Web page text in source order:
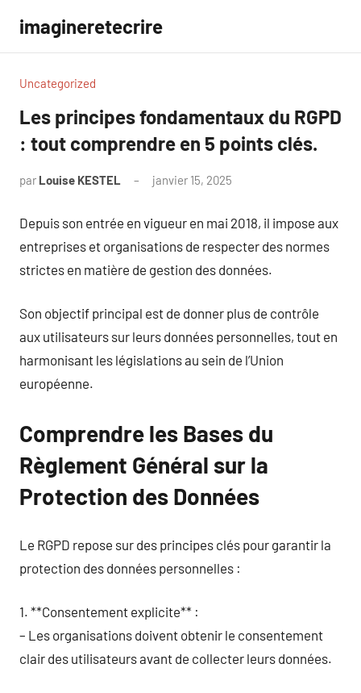
contenu
imagineretecrire
Uncategorized
Les principes fondamentaux du RGPD
: tout comprendre en 5 points clés.
par Louise KESTEL janvier 15, 2025
Depuis son entrée en vigueur en mai 2018, il impose aux
entreprises et organisations de respecter des normes
strictes en matière de gestion des données.
Son objectif principal est de donner plus de contrôle
aux utilisateurs sur leurs données personnelles, tout en
harmonisant les législations au sein de l’Union
européenne.
Comprendre les Bases du
Règlement Général sur la
Protection des Données
Le RGPD repose sur des principes clés pour garantir la
protection des données personnelles :
1. **Consentement explicite** :
– Les organisations doivent obtenir le consentement
clair des utilisateurs avant de collecter leurs données.